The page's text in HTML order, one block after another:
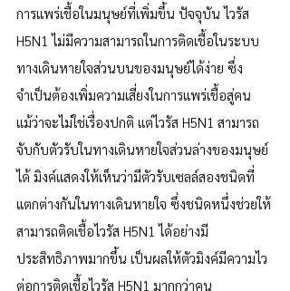
การแพร่เชื้อในมนุษย์ที่เพิ่มขึ้น ปัจจุบัน ไวรัส
H5N1 ไม่มีความสามารถในการติดเชื้อในระบบ
ทางเดินหายใจส่วนบนของมนุษย์ได้ง่าย ซึ่ง
จำเป็นต้องเพิ่มความเสี่ยงในการแพร่เชื้อสู่คน
แม้ว่าจะไม่ใช่เรื่องปกติ แต่ไวรัส H5N1 สามารถ
จับกับตัวรับในทางเดินหายใจส่วนล่างของมนุษย์
ได้ มิงค์แสดงให้เห็นว่ามีตัวรับเซลล์สองชนิดที่
แตกต่างกันในทางเดินหายใจ ซึ่งชนิดหนึ่งช่วยให้
สามารถติดเชื้อไวรัส H5N1 ได้อย่างมี
ประสิทธิภาพมากขึ้น เป็นผลให้ตัวมิงค์มีความไว
ต่อการติดเชื้อไวรัส H5N1 มากกว่าคน